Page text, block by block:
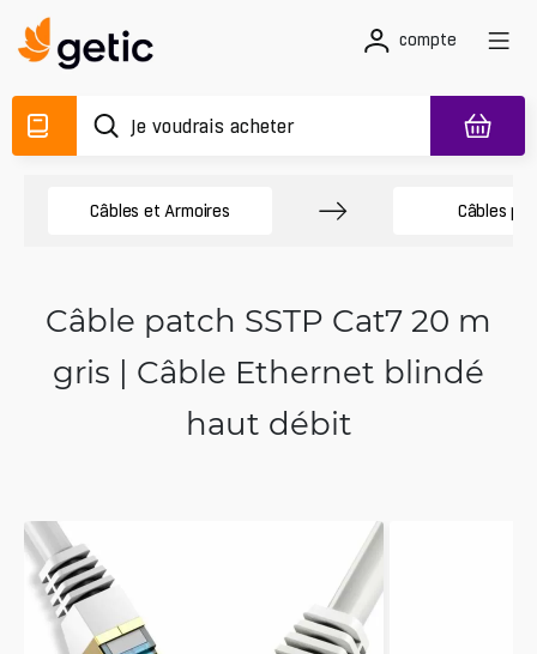
compte
Câbles et Armoires Câbles
Câble patch SSTP Cat7 20 m
gris | Câble Ethernet blindé
haut débit